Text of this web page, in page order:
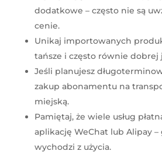
dodatkowe – często nie są
cenie.
Unikaj importowanych
tańsze i często równie dobrej
Jeśli planujesz
zakup abonamentu na
miejską.
Pamiętaj, że wiele usług
aplikację WeChat lub Alipay
wychodzi z użycia.